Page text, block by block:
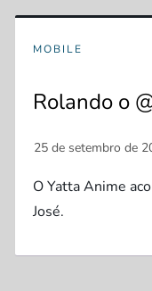
MOBILE
Rolando o
O Yatta Anime
José.